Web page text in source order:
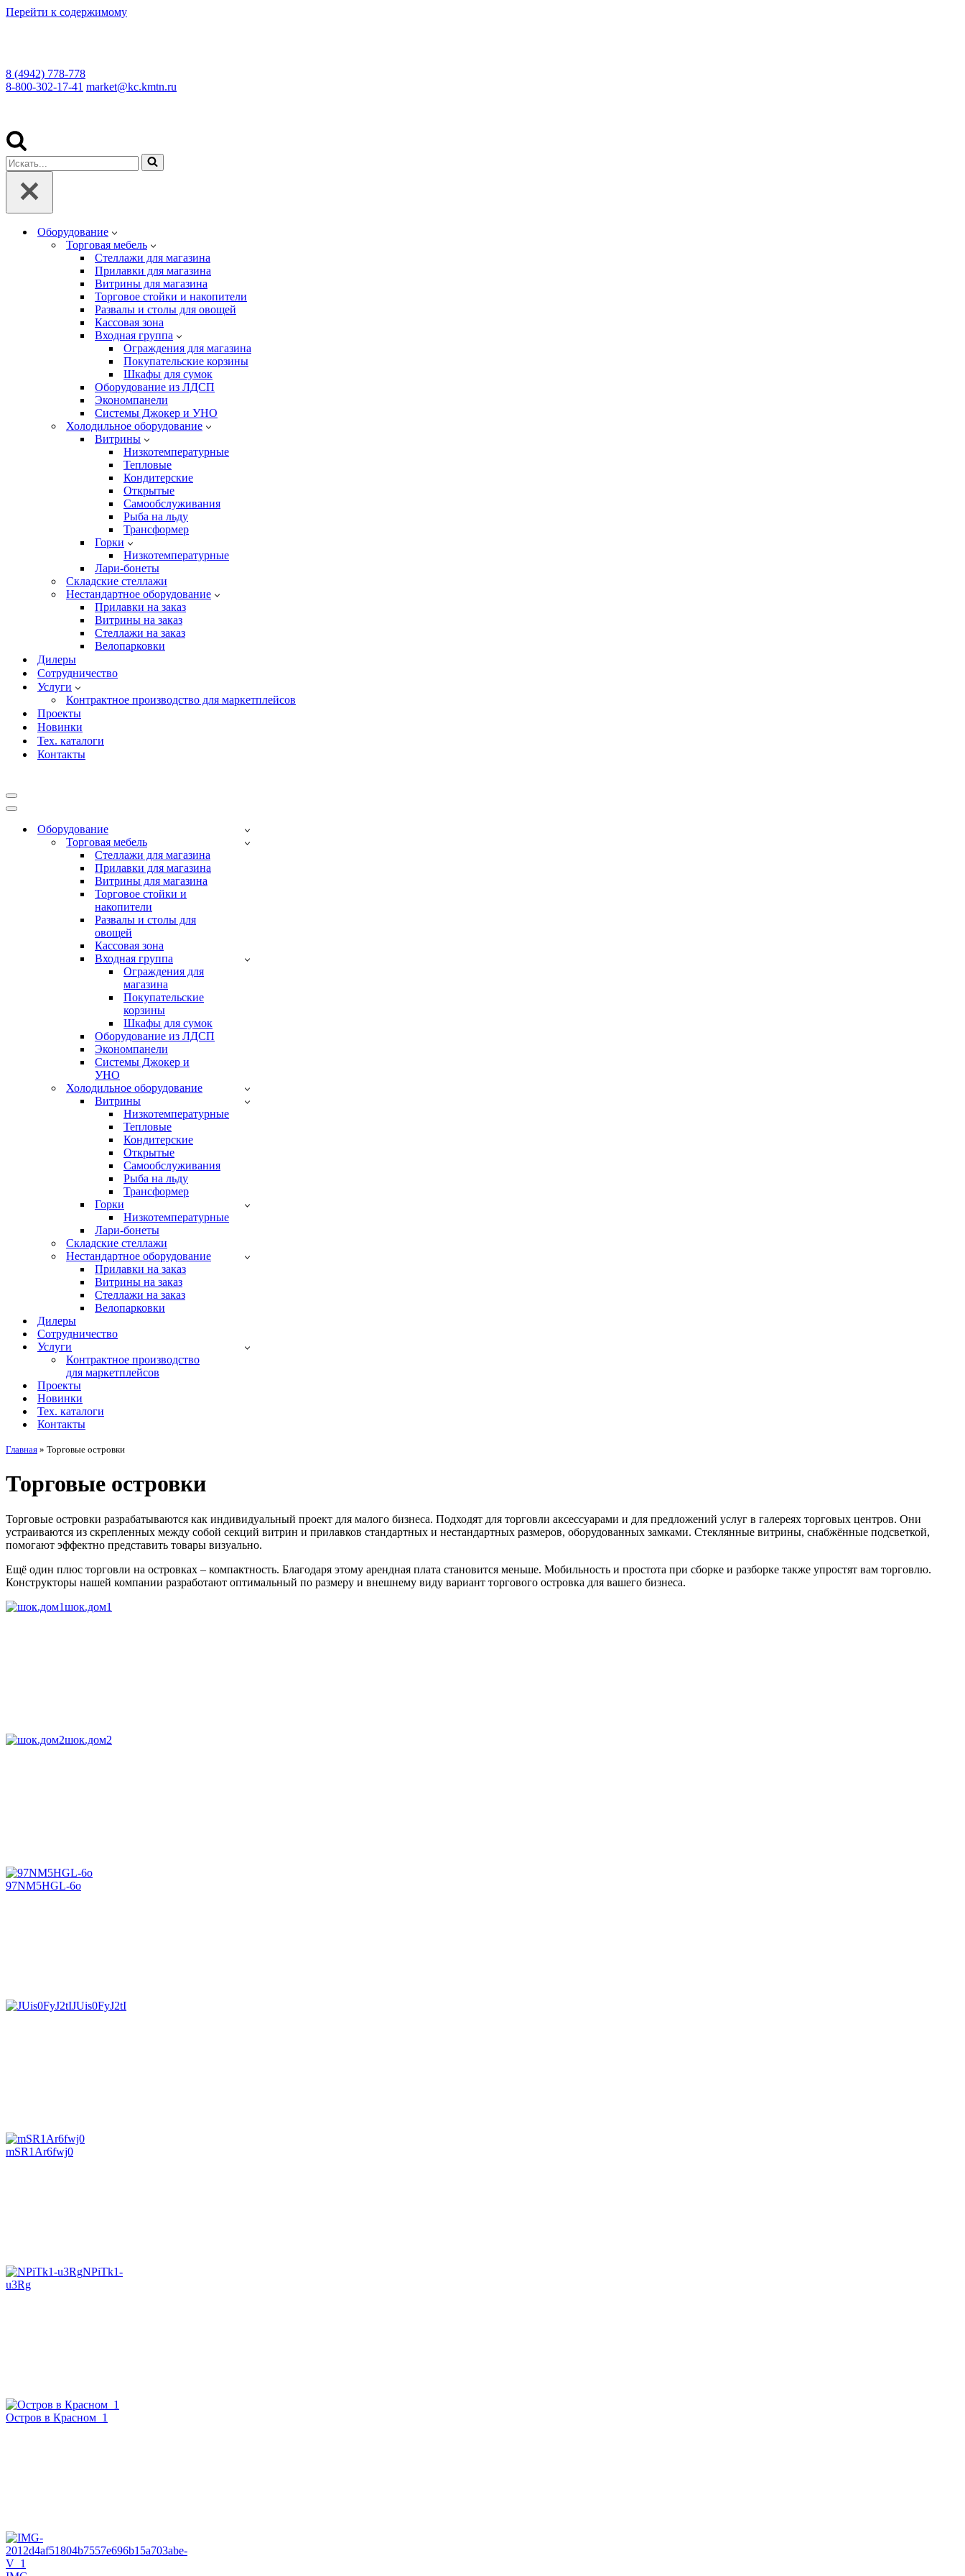
Перейти к содержимому
8 (4942) 778-778
8-800-302-17-41 market@kc.kmtn.ru
Искать...
Оборудование
Торговая мебель
Cтеллажи для магазина
Прилавки для магазина
Витрины для магазина
Торговое стойки и накопители
Развалы и столы для овощей
Кассовая зона
Входная группа
Ограждения для магазина
Покупательские корзины
Шкафы для сумок
Оборудование из ЛДСП
Экономпанели
Системы Джокер и УНО
Холодильное оборудование
Витрины
Низкотемпературные
Тепловые
Кондитерские
Открытые
Cамообслуживания
Рыба на льду
Трансформер
Горки
Низкотемпературные
Лари-бонеты
Складские стеллажи
Нестандартное оборудование
Прилавки на заказ
Витрины на заказ
Стеллажи на заказ
Велопарковки
Дилеры
Сотрудничество
Услуги
Контрактное производство для маркетплейсов
Проекты
Новинки
Тех. каталоги
Контакты
Меню
навигации
Меню
навигацииОборудование
Торговая мебель
Cтеллажи для магазина
Прилавки для магазина
Витрины для магазина
Торговое стойки и
накопители
Развалы и столы для
овощей
Кассовая зона
Входная группа
Ограждения для
магазина
Покупательские
корзины
Шкафы для сумок
Оборудование из ЛДСП
Экономпанели
Системы Джокер и
УНО
Холодильное оборудование
Витрины
Низкотемпературные
Тепловые
Кондитерские
Открытые
Cамообслуживания
Рыба на льду
Трансформер
Горки
Низкотемпературные
Лари-бонеты
Складские стеллажи
Нестандартное оборудование
Прилавки на заказ
Витрины на заказ
Стеллажи на заказ
Велопарковки
Дилеры
Сотрудничество
Услуги
Контрактное производство
для маркетплейсов
Проекты
Новинки
Тех. каталоги
Контакты
Главная » Торговые островки
Торговые островки
Торговые островки разрабатываются как индивидуальный проект для малого бизнеса. Подходят для торговли аксессуарами и для предложений услуг в галереях торговых центров. Они
устраиваются из скрепленных между собой секций витрин и прилавков стандартных и нестандартных размеров, оборудованных замками. Стеклянные витрины, снабжённые подсветкой,
помогают эффектно представить товары визуально.
Ещё один плюс торговли на островках – компактность. Благодаря этому арендная плата становится меньше. Мобильность и простота при сборке и разборке также упростят вам торговлю.
Конструкторы нашей компании разработают оптимальный по размеру и внешнему виду вариант торгового островка для вашего бизнеса.
шок.дом1
шок.дом2
97NM5HGL-6o
JUis0FyJ2tI
mSR1Ar6fwj0
NPiTk1-
u3Rg
Остров в Красном_1